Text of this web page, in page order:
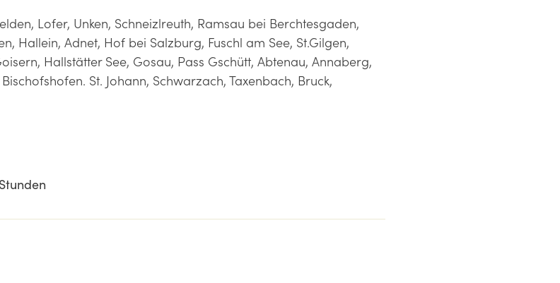
Lofer, Unken, Schneizlreuth, Ramsau bei Berchtesgaden,
Hallein, Adnet, Hof bei Salzburg, Fuschl am See, St.Gilgen,
Hallstätter See, Gosau, Pass Gschütt, Abtenau, Annaberg,
St. Johann, Schwarzach, Taxenbach, Bruck,